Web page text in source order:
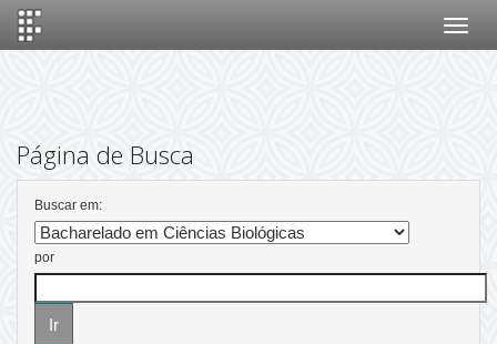
Página de Busca
Buscar em:
por